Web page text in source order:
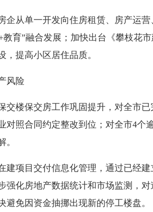
从单一开发向住房租赁、房产运营
育”融合发展；加快出台《攀枝花
，提高小区居住品质。
风险
楼保交房工作巩固提升，对全市已
对照合同约定整改到位；对全市4
。
项目交付信息化管理，通过已经建
强化房地产数据统计和市场监测，
免因资金抽挪出现新的停工楼盘。